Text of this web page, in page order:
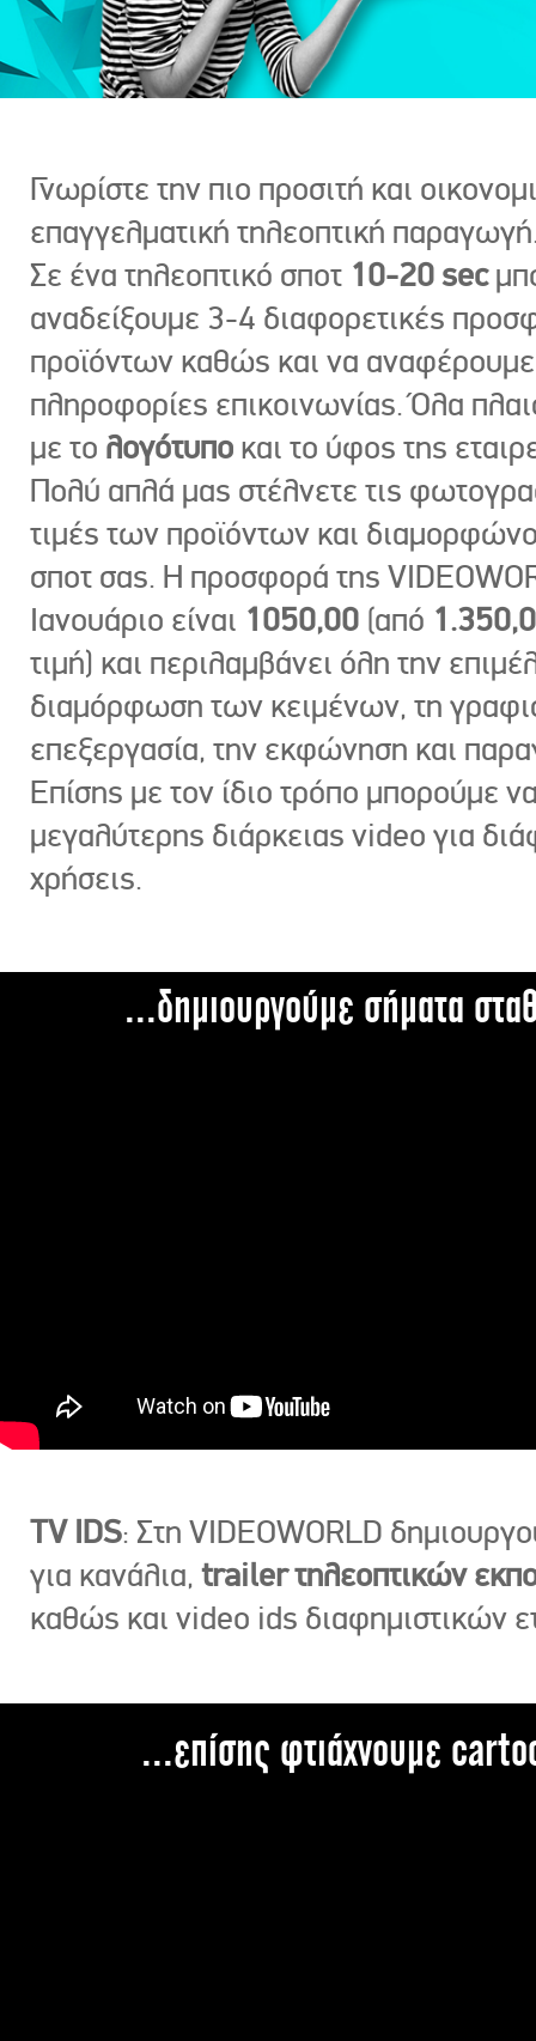
Γνωρίστε την πιο προσιτή και
επαγγελματική τηλεοπτική
Σε ένα τηλεοπτικό σποτ 10-20 sec
αναδείξουμε 3-4 διαφορετικές
προϊόντων καθώς και να
πληροφορίες επικοινωνίας. Όλα
με το λογότυπο και το ύφος της
Πολύ απλά μας στέλνετε τις
τιμές των προϊόντων και
σποτ σας. Η προσφορά της
Ιανουάριο είναι 1050,00 (από
τιμή) και περιλαμβάνει όλη την
διαμόρφωση των κειμένων, τη
επεξεργασία, την εκφώνηση και
Επίσης με τον ίδιο τρόπο μπορούμε
μεγαλύτερης διάρκειας video για
χρήσεις.
...δημιουργούμε σήματα
TV IDS: Στη VIDEOWORLD
για κανάλια, trailer τηλεοπτικών
καθώς και video ids διαφημιστικών
...επίσης φτιάχνουμε